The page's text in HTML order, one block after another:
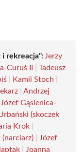
i rekreacja": Jerzy
Curuś II
Tadeusz
Kamil Stoch
Andrzej
Józef Gąsienica-
(skoczek
Krok
Józef
Joanna